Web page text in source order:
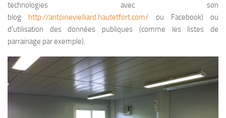
technologies avec son
blog http://antoinevielliard.hautetfort.com/ ou Facebook) ou
d’utilisation des données publiques (comme les listes de
parrainage par exemple).